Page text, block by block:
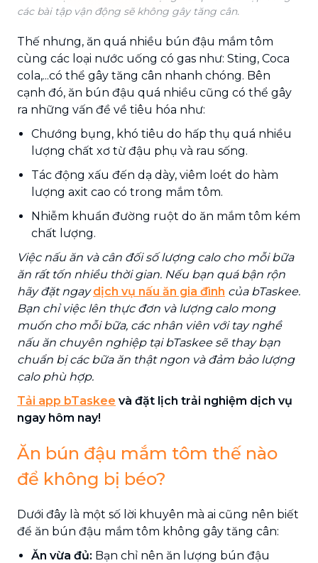
các bài tập vận động sẽ không gây tăng cân.
Thế nhưng, ăn quá nhiều bún đậu mắm tôm
cùng các loại nước uống có gas như: Sting, Coca
cola,...có thể gây tăng cân nhanh chóng. Bên
cạnh đó, ăn bún đậu quá nhiều cũng có thể gây
ra những vấn đề về tiêu hóa như:
Chướng bụng, khó tiêu do hấp thụ quá nhiều
lượng chất xơ từ đậu phụ và rau sống.
Tác động xấu đến dạ dày, viêm loét do hàm
lượng axit cao có trong mắm tôm.
Nhiễm khuẩn đường ruột do ăn mắm tôm kém
chất lượng.
Việc nấu ăn và cân đối số lượng calo cho mỗi bữa
ăn rất tốn nhiều thời gian. Nếu bạn quá bận rộn
hãy đặt ngaydịch vụ nấu ăn gia đình của bTaskee.
Bạn chỉ việc lên thực đơn và lượng calo mong
muốn cho mỗi bữa, các nhân viên với tay nghề
nấu ăn chuyên nghiệp tại bTaskee sẽ thay bạn
chuẩn bị các bữa ăn thật ngon và đảm bảo lượng
calo phù hợp.
Tải app bTaskee và đặt lịch trải nghiệm dịch vụ
ngay hôm nay!
Ăn bún đậu mắm tôm thế nào
để không bị béo?
Dưới đây là một số lời khuyên mà ai cũng nên biết
để ăn bún đậu mắm tôm không gây tăng cân:
Ăn vừa đủ: Bạn chỉ nên ăn lượng bún đậu